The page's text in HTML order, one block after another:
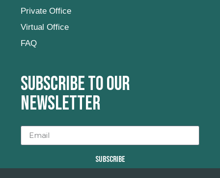
Private Office
Virtual Office
FAQ
Subscribe to our
newsletter
SUBSCRIBE